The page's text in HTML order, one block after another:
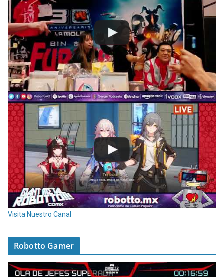
Visita Nuestro Canal
Robotto Gamer